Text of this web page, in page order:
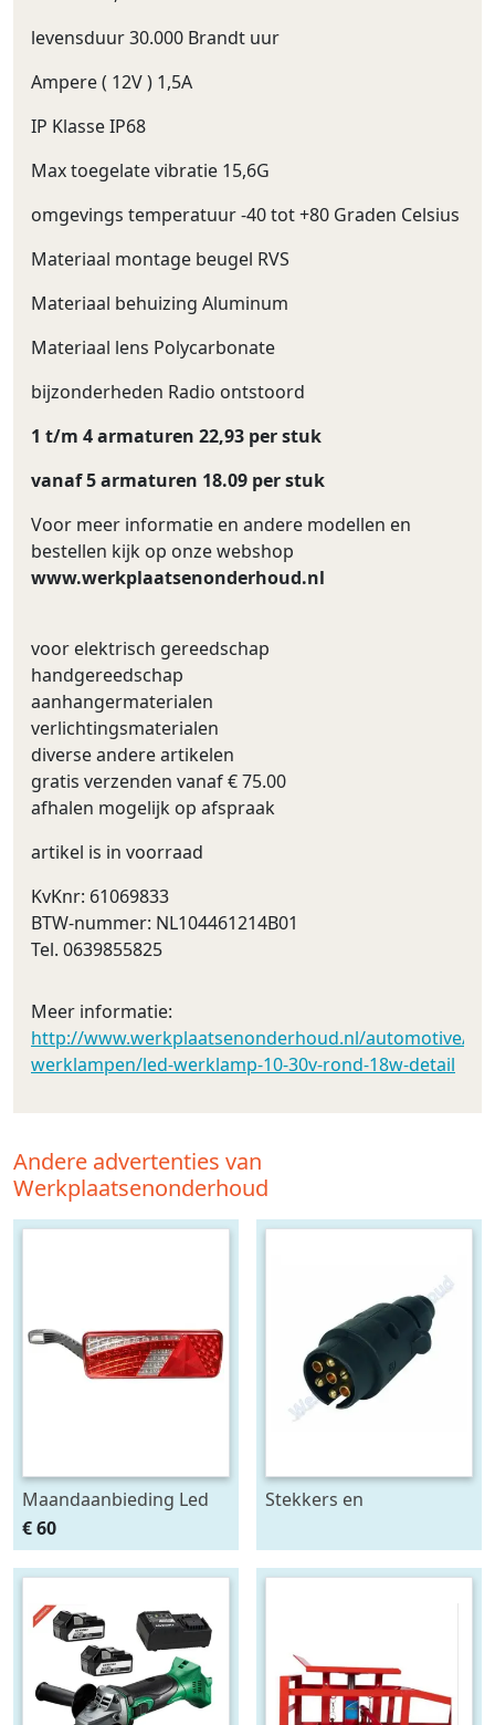
levensduur 30.000 Brandt uur
Ampere ( 12V ) 1,5A
IP Klasse IP68
Max toegelate vibratie 15,6G
omgevings temperatuur -40 tot +80 Graden Celsius
Materiaal montage beugel RVS
Materiaal behuizing Aluminum
Materiaal lens Polycarbonate
bijzonderheden Radio ontstoord
1 t/m 4 armaturen 22,93 per stuk
vanaf 5 armaturen 18.09 per stuk
Voor meer informatie en andere modellen en
bestellen kijk op onze webshop
www.werkplaatsenonderhoud.nl
voor elektrisch gereedschap
handgereedschap
aanhangermaterialen
verlichtingsmaterialen
diverse andere artikelen
gratis verzenden vanaf € 75.00
afhalen mogelijk op afspraak
artikel is in voorraad
KvKnr: 61069833
BTW-nummer: NL104461214B01
Tel. 0639855825
Meer informatie:
http://www.werkplaatsenonderhoud.nl/automotive/
werklampen/led-werklamp-10-30v-rond-18w-detail
Andere advertenties van
Werkplaatsenonderhoud
Maandaanbieding Led
achterlicht 12-24V links
m. breedtelamp
€ 60
Stekkers en